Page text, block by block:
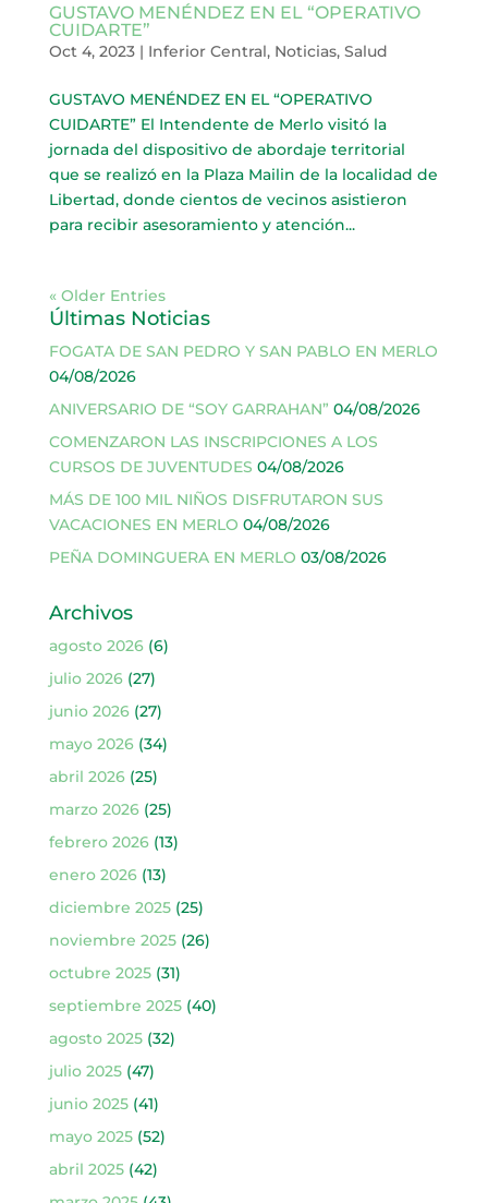
GUSTAVO MENÉNDEZ EN EL “OPERATIVO
CUIDARTE”
Oct 4, 2023| Inferior Central, Noticias, Salud
GUSTAVO MENÉNDEZ EN EL “OPERATIVO
CUIDARTE” El Intendente de Merlo visitó la
jornada del dispositivo de abordaje territorial
que se realizó en la Plaza Mailin de la localidad de
Libertad, donde cientos de vecinos asistieron
para recibir asesoramiento y atención...
« Older Entries
Últimas Noticias
FOGATA DE SAN PEDRO Y SAN PABLO EN MERLO
04/08/2026
ANIVERSARIO DE “SOY GARRAHAN” 04/08/2026
COMENZARON LAS INSCRIPCIONES A LOS
CURSOS DE JUVENTUDES 04/08/2026
MÁS DE 100 MIL NIÑOS DISFRUTARON SUS
VACACIONES EN MERLO 04/08/2026
PEÑA DOMINGUERA EN MERLO 03/08/2026
Archivos
agosto 2026(6)
julio 2026(27)
junio 2026(27)
mayo 2026(34)
abril 2026(25)
marzo 2026(25)
febrero 2026(13)
enero 2026(13)
diciembre 2025(25)
noviembre 2025(26)
octubre 2025(31)
septiembre 2025(40)
agosto 2025(32)
julio 2025(47)
junio 2025(41)
mayo 2025(52)
abril 2025(42)